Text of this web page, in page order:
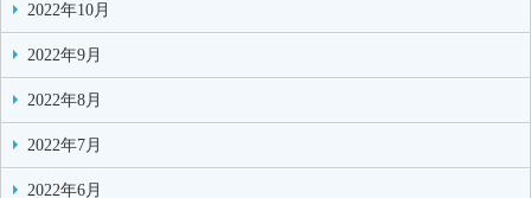
2022年10月
2022年9月
2022年8月
2022年7月
2022年6月